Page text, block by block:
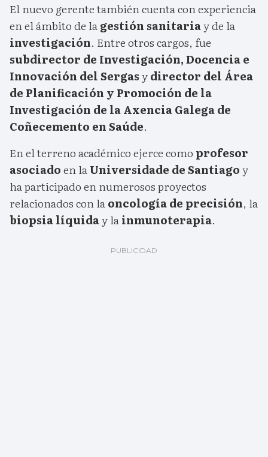
El nuevo gerente también cuenta con experiencia
en el ámbito de lagestión sanitariay de la
investigación. Entre otros cargos, fue
subdirector de Investigación, Docencia e
Innovación del Sergasydirector del Área
de Planificación y Promoción de la
Investigación de la Axencia Galega de
Coñecemento en Saúde.
En el terreno académico ejerce como profesor
asociadoen laUniversidade de Santiagoy
ha participado en numerosos proyectos
relacionados con laoncología de precisión, la
biopsia líquiday lainmunoterapia.